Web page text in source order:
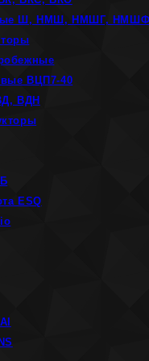
Ш, НМШ, НМШГ,
ВЦП7-40
ВДН
ESQ